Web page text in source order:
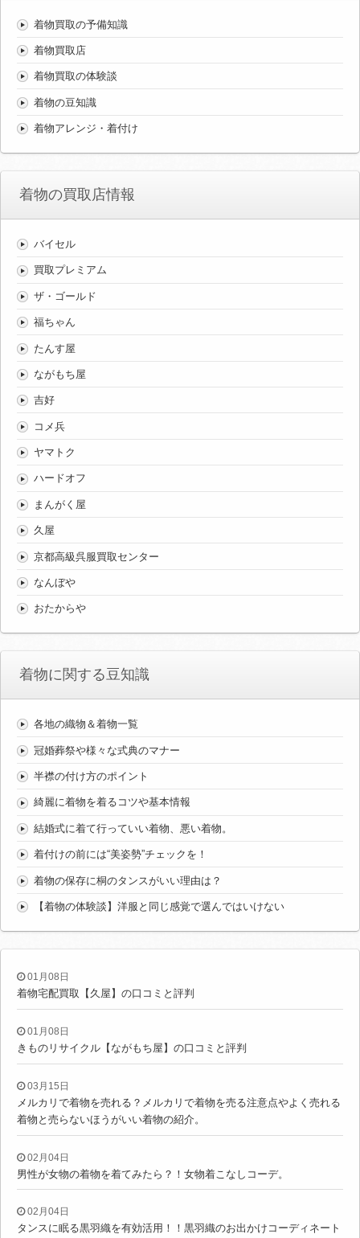
着物買取の予備知識
着物買取店
着物買取の体験談
着物の豆知識
着物アレンジ・着付け
着物の買取店情報
バイセル
買取プレミアム
ザ・ゴールド
福ちゃん
たんす屋
ながもち屋
吉好
コメ兵
ヤマトク
ハードオフ
まんがく屋
久屋
京都高級呉服買取センター
なんぼや
おたからや
着物に関する豆知識
各地の織物＆着物一覧
冠婚葬祭や様々な式典のマナー
半襟の付け方のポイント
綺麗に着物を着るコツや基本情報
結婚式に着て行っていい着物、悪い着物。
着付けの前には“美姿勢”チェックを！
着物の保存に桐のタンスがいい理由は？
【着物の体験談】洋服と同じ感覚で選んではいけない
01月08日
着物宅配買取【久屋】の口コミと評判
01月08日
きものリサイクル【ながもち屋】の口コミと評判
03月15日
メルカリで着物を売れる？メルカリで着物を売る注意点やよく売れる
着物と売らないほうがいい着物の紹介。
02月04日
男性が女物の着物を着てみたら？！女物着こなしコーデ。
02月04日
タンスに眠る黒羽織を有効活用！！黒羽織のお出かけコーディネート